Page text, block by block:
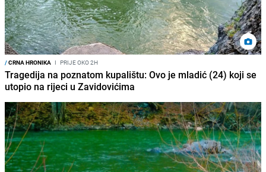
/CRNA HRONIKA I PRIJE OKO 2H
Tragedija na poznatom kupalištu: Ovo je mladić (24) koji se
utopio na rijeci u Zavidovićima